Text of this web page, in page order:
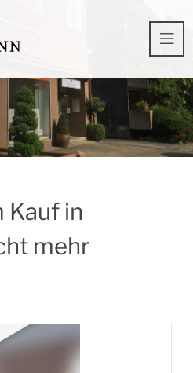
Kauf in
mehr